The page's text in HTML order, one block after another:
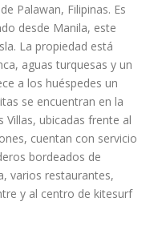
Palawan, Filipinas. Es
desde Manila, este
La propiedad está
aguas turquesas y un
a los huéspedes un
se encuentran en la
Villas, ubicadas frente al
cuentan con servicio
bordeados de
varios restaurantes,
y al centro de kitesurf